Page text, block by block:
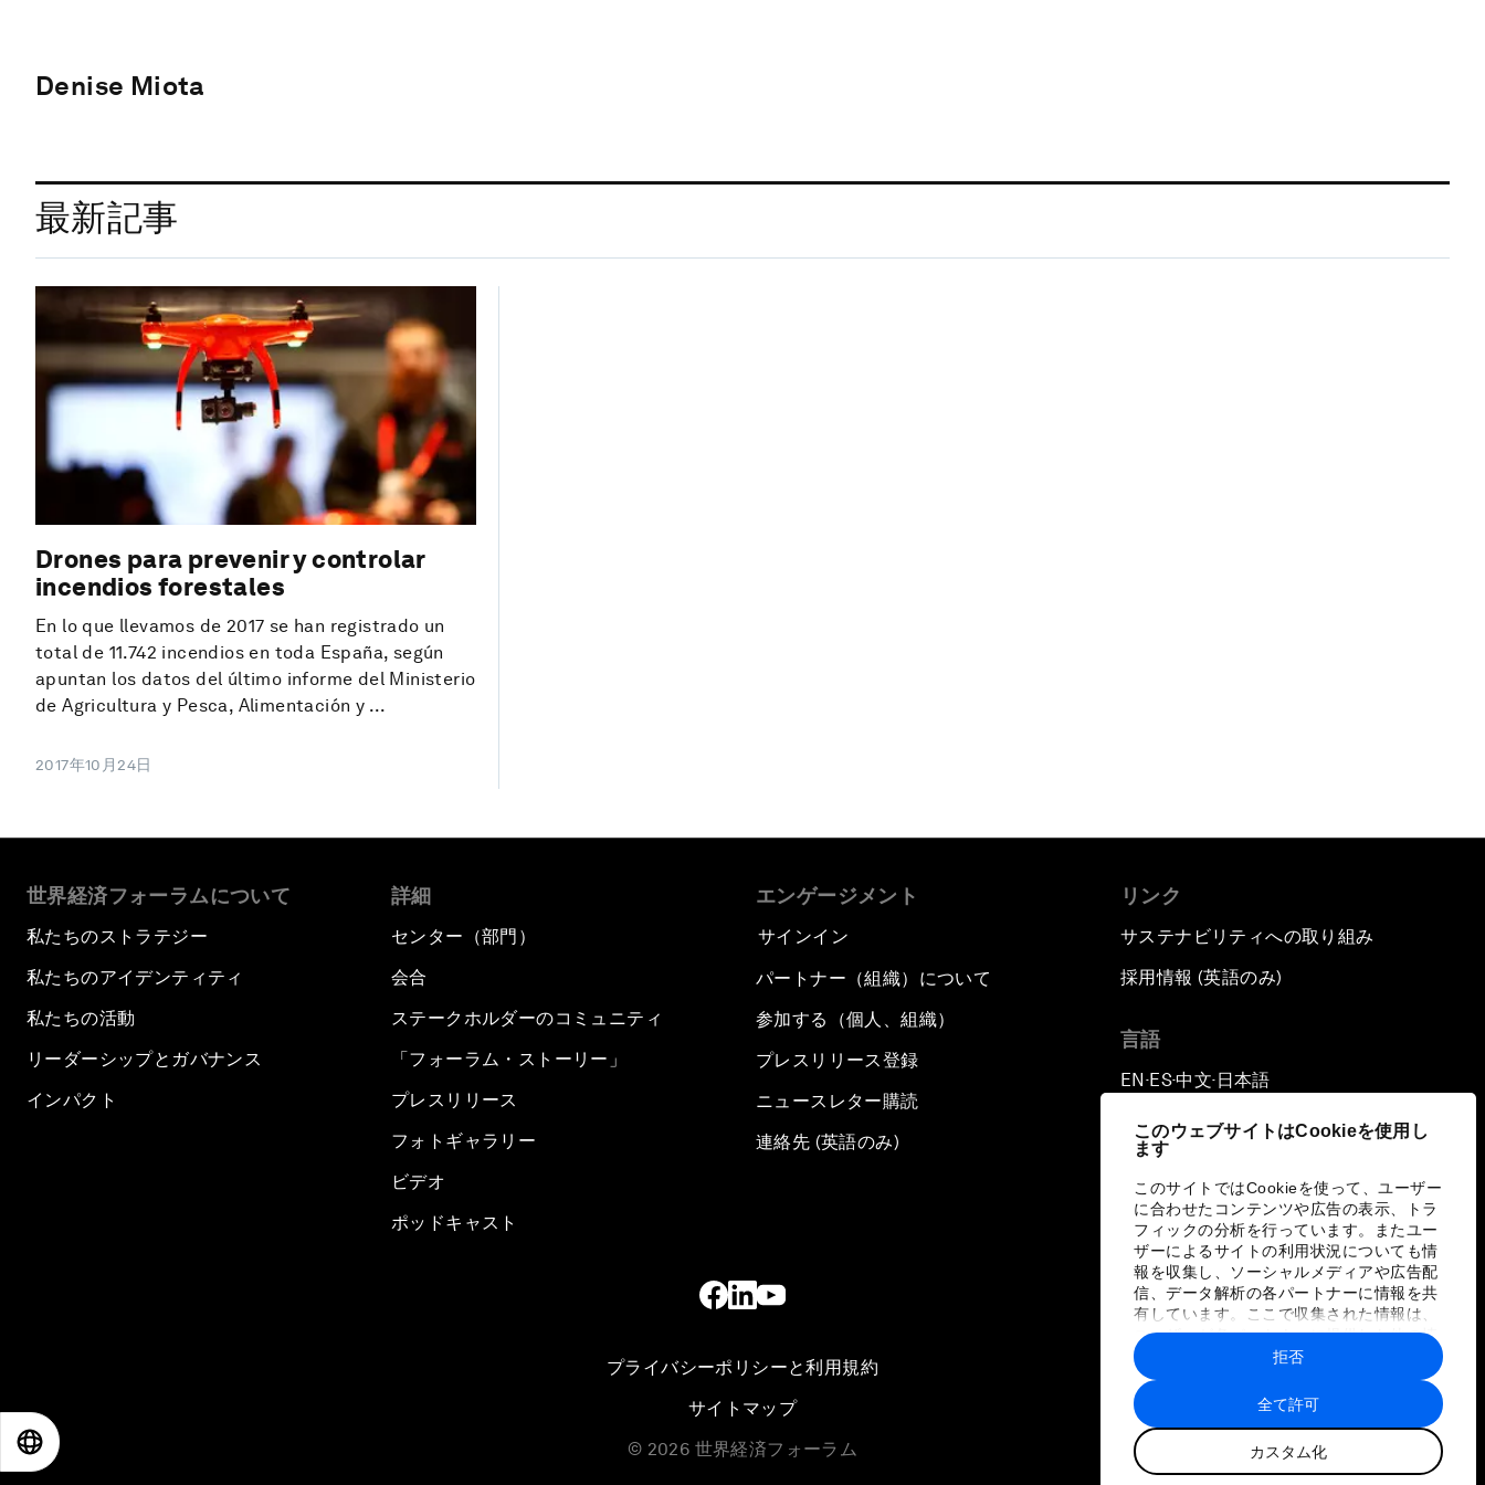
このウェブサイトはCookieを使用し
ます
このサイトではCookieを使って、ユーザー
に合わせたコンテンツや広告の表示、トラ
フィックの分析を行っています。またユー
ザーによるサイトの利用状況についても情
報を収集し、ソーシャルメディアや広告配
信、データ解析の各パートナーに情報を共
有しています。ここで収集された情報は、
ユーザーが各パートナーに提供した他の情
報や各パートナーのサービスを使用した際
に収集された情報と組み合わされ、各パー
トナーによって使用されることがありま
す。
全て許可
カスタム化
拒否
Denise Miota
最新記事
Drones para prevenir y controlar
incendios forestales
En lo que llevamos de 2017 se han registrado un
total de 11.742 incendios en toda España, según
apuntan los datos del último informe del Ministerio
de Agricultura y Pesca, Alimentación y ...
2017年10月24日
世界経済フォーラムについて
私たちのストラテジー
私たちのアイデンティティ
私たちの活動
リーダーシップとガバナンス
インパクト
詳細
センター（部門）
会合
ステークホルダーのコミュニティ
「フォーラム・ストーリー」
プレスリリース
フォトギャラリー
ビデオ
ポッドキャスト
エンゲージメント
サインイン
パートナー（組織）について
参加する（個人、組織）
プレスリリース登録
ニュースレター購読
連絡先 (英語のみ)
リンク
サステナビリティへの取り組み
採用情報 (英語のみ)
言語
EN ▪ES▪中文▪ 日本語
プライバシーポリシーと利用規約
サイトマップ
© 2026 世界経済フォーラム